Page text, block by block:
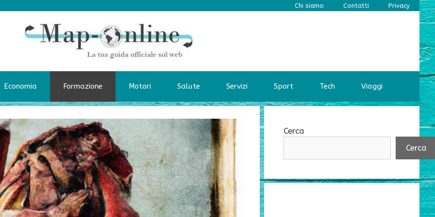
Chi siamo Contatti Privacy
Economia Formazione Motori Salute Servizi Sport Tech Viaggi
Cerca
Cerca